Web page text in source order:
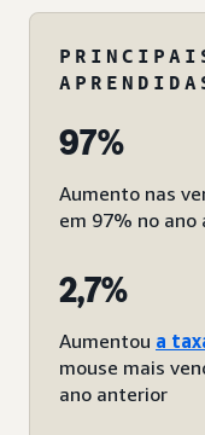
97%
Aumento nas
em 97% no ano
2,7%
Aumentou a
mouse mais
ano anterior